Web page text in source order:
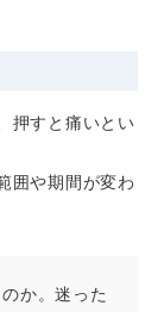
押すと痛いとい
囲や期間が変わ
か。迷った